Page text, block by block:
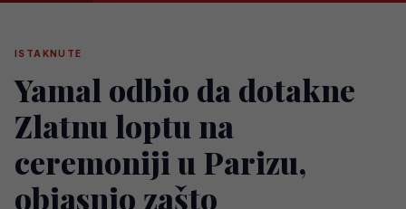
ISTAKNUTE
Yamal odbio da dotakne
Zlatnu loptu na
ceremoniji u Parizu,
objasnio zašto